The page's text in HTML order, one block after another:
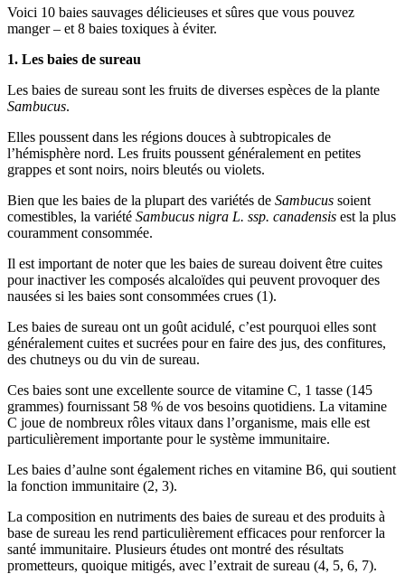
Voici 10 baies sauvages délicieuses et sûres que vous pouvez
manger – et 8 baies toxiques à éviter.
1. Les baies de sureau
Les baies de sureau sont les fruits de diverses espèces de la plante
Sambucus.
Elles poussent dans les régions douces à subtropicales de
l’hémisphère nord. Les fruits poussent généralement en petites
grappes et sont noirs, noirs bleutés ou violets.
Bien que les baies de la plupart des variétés de Sambucus soient
comestibles, la variété Sambucus nigra L. ssp. canadensis est la plus
couramment consommée.
Il est important de noter que les baies de sureau doivent être cuites
pour inactiver les composés alcaloïdes qui peuvent provoquer des
nausées si les baies sont consommées crues (1).
Les baies de sureau ont un goût acidulé, c’est pourquoi elles sont
généralement cuites et sucrées pour en faire des jus, des confitures,
des chutneys ou du vin de sureau.
Ces baies sont une excellente source de vitamine C, 1 tasse (145
grammes) fournissant 58 % de vos besoins quotidiens. La vitamine
C joue de nombreux rôles vitaux dans l’organisme, mais elle est
particulièrement importante pour le système immunitaire.
Les baies d’aulne sont également riches en vitamine B6, qui soutient
la fonction immunitaire (2, 3).
La composition en nutriments des baies de sureau et des produits à
base de sureau les rend particulièrement efficaces pour renforcer la
santé immunitaire. Plusieurs études ont montré des résultats
prometteurs, quoique mitigés, avec l’extrait de sureau (4, 5, 6, 7).